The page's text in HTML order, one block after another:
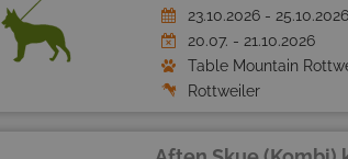
23.10.2026 -
20.07. - 21.10.2026
Table Mountain
Rottweiler